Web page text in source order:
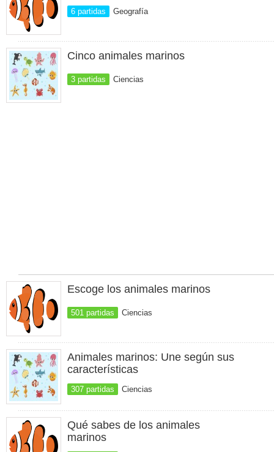
6 partidas Geografía
Cinco animales marinos
3 partidas Ciencias
Escoge los animales marinos
501 partidas Ciencias
Animales marinos: Une según sus
características
307 partidas Ciencias
Qué sabes de los animales
marinos